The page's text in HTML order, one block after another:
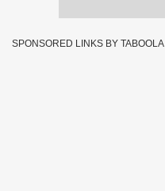
SPONSORED LINKS BY TABOOLA